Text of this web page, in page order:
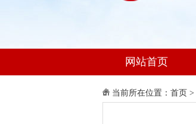
网站首页
当前所在位置： 首页 >